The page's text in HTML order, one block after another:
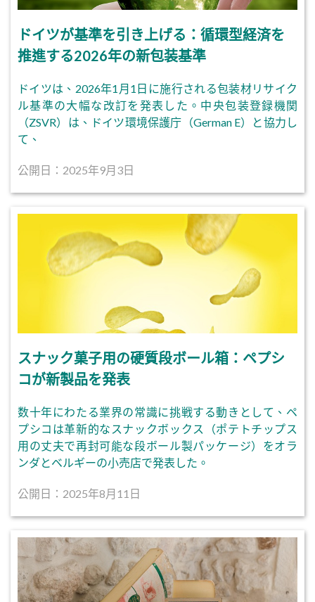
ドイツが基準を引き上げる：循環型経済を
推進する2026年の新包装基準
ドイツは、2026年1月1日に施行される包装材リサイク
ル基準の大幅な改訂を発表した。中央包装登録機関
（ZSVR）は、ドイツ環境保護庁（German E）と協力し
て、
公開日：2025年9月3日
スナック菓子用の硬質段ボール箱：ペプシ
コが新製品を発表
数十年にわたる業界の常識に挑戦する動きとして、ペ
プシコは革新的なスナックボックス（ポテトチップス
用の丈夫で再封可能な段ボール製パッケージ）をオラ
ンダとベルギーの小売店で発表した。
公開日：2025年8月11日